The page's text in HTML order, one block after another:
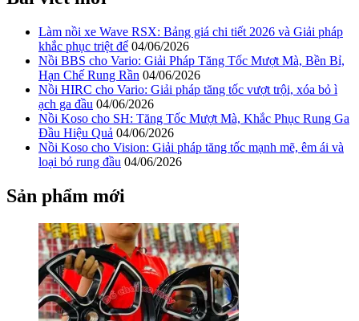
Làm nồi xe Wave RSX: Bảng giá chi tiết 2026 và Giải pháp
khắc phục triệt để 04/06/2026
Nồi BBS cho Vario: Giải Pháp Tăng Tốc Mượt Mà, Bền Bỉ,
Hạn Chế Rung Rần 04/06/2026
Nồi HIRC cho Vario: Giải pháp tăng tốc vượt trội, xóa bỏ ì
ạch ga đầu 04/06/2026
Nồi Koso cho SH: Tăng Tốc Mượt Mà, Khắc Phục Rung Ga
Đầu Hiệu Quả 04/06/2026
Nồi Koso cho Vision: Giải pháp tăng tốc mạnh mẽ, êm ái và
loại bỏ rung đầu 04/06/2026
Sản phẩm mới